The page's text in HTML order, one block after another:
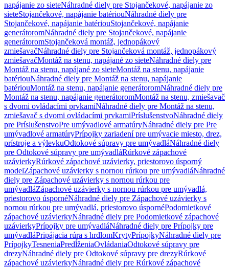
napájanie zo sieteNáhradné diely pre Stojančekové, napájanie zo
sieteStojančekové, napájanie batériouNáhradné diely pre
Stojančekové, napájanie batériouStojančekové, napájanie
generátoromNáhradné diely pre Stojančekové, napájanie
generátoromStojančeková montáž, jednopákový
zmiešavačNáhradné diely pre Stojančeková montáž, jednopákový
zmiešavačMontáž na stenu, napájané zo sieteNáhradné diely pre
Montáž na stenu, napájané zo sieteMontáž na stenu, napájanie
batériouNáhradné diely pre Montáž na stenu, napájanie
batériouMontáž na stenu, napájanie generátoromNáhradné diely pre
Montáž na stenu, napájanie generátoromMontáž na stenu, zmiešavač
s dvomi ovládacími prvkamiNáhradné diely pre Montáž na stenu,
zmiešavač s dvomi ovládacími prvkamiPríslušenstvoNáhradné diely
pre PríslušenstvoPre umývadlové armatúryNáhradné diely pre Pre
umývadlové armatúryPrípojky zariadení pre umývacie miesto, drez,
prístroje a výlevkuOdtokové súpravy pre umývadláNáhradné diely
pre Odtokové súpravy pre umývadláRúrkové zápachové
uzávierkyRúrkové zápachové uzávierky, priestorovo úsporný
modelZápachové uzávierky s nornou rúrkou pre umývadláNáhradné
diely pre Zápachové uzávierky s nornou rúrkou pre
umývadláZápachové uzávierky s nornou rúrkou pre umývadlá,
priestorovo úspornéNáhradné diely pre Zápachové uzávierky s
nornou rúrkou pre umývadlá, priestorovo úspornéPodomietkové
zápachové uzávierkyNáhradné diely pre Podomietkové zápachové
uzávierkyPrípojky pre umývadláNáhradné diely pre Prípojky pre
umývadláPripájacia rúra s hrdlomKrytyPrípojkyNáhradné diely pre
PrípojkyTesneniaPredĺženiaOvládaniaOdtokové súpravy pre
drezyNáhradné diely pre Odtokové súpravy pre drezyRúrkové
zápachové uzávierkyNáhradné diely pre Rúrkové zápachové